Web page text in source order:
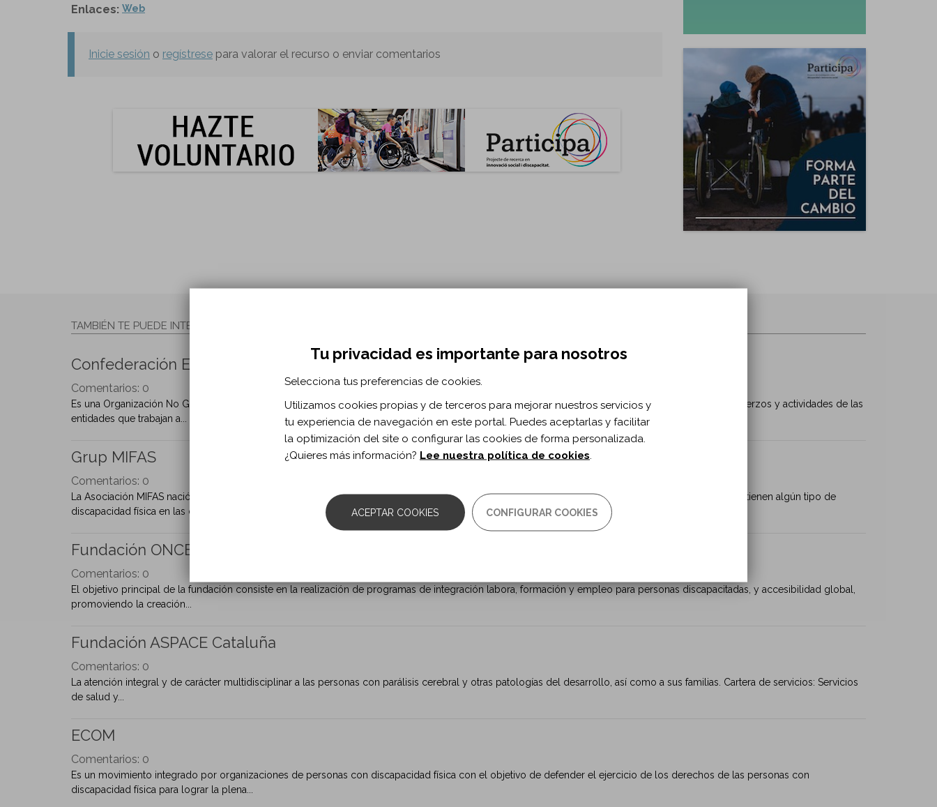
Enlaces: Web
Inicie sesión o regístrese para valorar el recurso o enviar comentarios
TAMBIÉN TE PUEDE INTERESAR
Confederación Española de Personas con Discapacidad Física y Orgánica - COCEMFE
Comentarios: 0
Es una Organización No Gubernamental sin ánimo de lucro que se constituyó en 1980. Su objetivo es aglutinar, fortalecer, formar y coordinar los esfuerzos y actividades de las
entidades que trabajan a...
Grup MIFAS
Comentarios: 0
La Asociación MIFAS nació en 1979 motivada por la necesidad de aunar esfuerzos para atender las demandas y las necesidades de las personas que tienen algún tipo de
discapacidad física en las comarcas...
Fundación ONCE
Comentarios: 0
El objetivo principal de la fundación consiste en la realización de programas de integración labora, formación y empleo para personas discapacitadas, y accesibilidad global,
promoviendo la creación...
Fundación ASPACE Cataluña
Comentarios: 0
La atención integral y de carácter multidisciplinar a las personas con parálisis cerebral y otras patologías del desarrollo, así como a sus familias. Cartera de servicios: Servicios
de salud y...
ECOM
Comentarios: 0
Es un movimiento integrado por organizaciones de personas con discapacidad física con el objetivo de defender el ejercicio de los derechos de las personas con
discapacidad física para lograr la plena...
Tu privacidad es importante para nosotros
Selecciona tus preferencias de cookies.
Utilizamos cookies propias y de terceros para mejorar nuestros servicios y
tu experiencia de navegación en este portal. Puedes aceptarlas y facilitar
la optimización del site o configurar las cookies de forma personalizada.
¿Quieres más información? Lee nuestra política de cookies
ACEPTAR COOKIES CONFIGURAR COOKIES